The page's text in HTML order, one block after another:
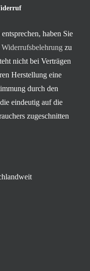
haben Sie
Widerrufsbelehrung zu
nicht bei Verträgen
Herstellung eine
durch den
eindeutig auf die
zugeschnitten